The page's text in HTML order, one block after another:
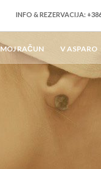
INFO & REZERVACIJA:
MOJ RAČUN V ASPARO